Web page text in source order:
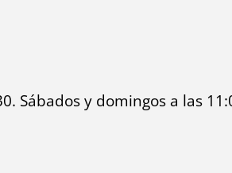
Sábados y domingos a las